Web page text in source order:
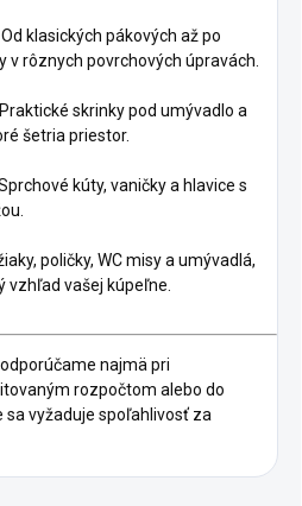
Od klasických pákových až po
rôznych povrchových úpravách.
Praktické skrinky pod umývadlo a
šetria priestor.
kúty, vaničky a hlavice s
poličky, WC misy a umývadlá,
vzhľad vašej kúpeľne.
najmä pri
rozpočtom alebo do
sa vyžaduje spoľahlivosť za